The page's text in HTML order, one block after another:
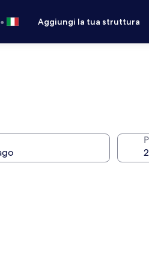
• Aggiungi la tua struttura